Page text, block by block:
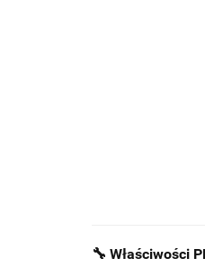
🔧 Właściwości